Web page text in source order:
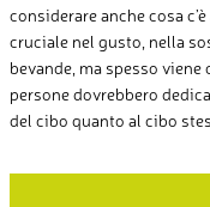
considerare anche cosa c’è
cruciale nel gusto, nella
bevande, ma spesso
persone dovrebbero
del cibo quanto al cibo